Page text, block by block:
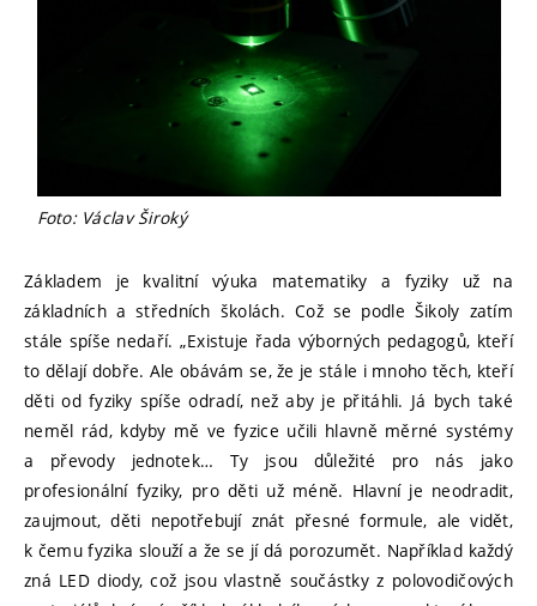
Foto: Václav Široký
Základem je kvalitní výuka matematiky a fyziky už na
základních a středních školách. Což se podle Šikoly zatím
stále spíše nedaří. „Existuje řada výborných pedagogů, kteří
to dělají dobře. Ale obávám se, že je stále i mnoho těch, kteří
děti od fyziky spíše odradí, než aby je přitáhli. Já bych také
neměl rád, kdyby mě ve fyzice učili hlavně měrné systémy
a převody jednotek… Ty jsou důležité pro nás jako
profesionální fyziky, pro děti už méně. Hlavní je neodradit,
zaujmout, děti nepotřebují znát přesné formule, ale vidět,
k čemu fyzika slouží a že se jí dá porozumět. Například každý
zná LED diody, což jsou vlastně součástky z polovodičových